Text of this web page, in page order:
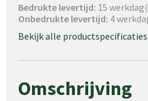
Bedrukte levertijd: 15
Onbedrukte levertijd: 4
Bekijk alle productspecificaties
Omschrijving